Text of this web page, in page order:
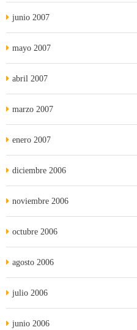
junio 2007
mayo 2007
abril 2007
marzo 2007
enero 2007
diciembre 2006
noviembre 2006
octubre 2006
agosto 2006
julio 2006
junio 2006